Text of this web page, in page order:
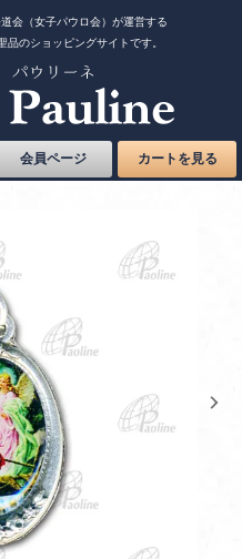
会（女子パウロ会）が運営する
のショッピングサイトです。
会員ページ カートを見る